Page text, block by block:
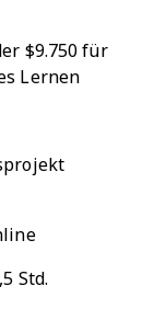
$9.750 für
Lernen
Std.